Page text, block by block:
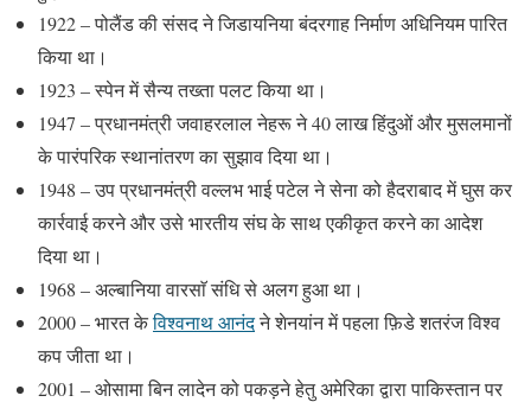
1922 – पोलैंड की संसद ने जिडायनिया बंदरगाह निर्माण अधिनियम पारित
किया था।
1923 – स्पेन में सैन्य तख्ता पलट किया था।
1947 – प्रधानमंत्री जवाहरलाल नेहरू ने 40 लाख हिंदुओं और मुसलमानों
के पारंपरिक स्थानांतरण का सुझाव दिया था।
1948 – उप प्रधानमंत्री वल्लभ भाई पटेल ने सेना को हैदराबाद में घुस कर
कार्रवाई करने और उसे भारतीय संघ के साथ एकीकृत करने का आदेश
दिया था।
1968 – अल्बानिया वारसाॅ संधि से अलग हुआ था।
2000 – भारत केविश्वनाथ आनंदने शेनयांन में पहला फ़िडे शतरंज विश्व
कप जीता था।
2001 – ओसामा बिन लादेन को पकड़ने हेतु अमेरिका द्वारा पाकिस्तान पर